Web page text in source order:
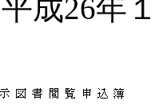
成26年